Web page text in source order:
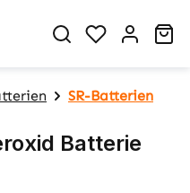
Du hast 0
SR-Batterien
Batterie